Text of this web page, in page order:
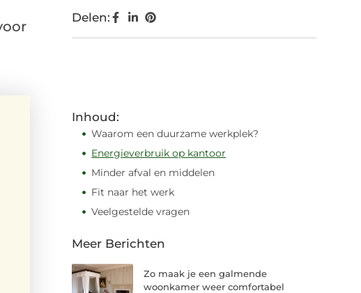
Delen:
Inhoud:
Waarom een duurzame werkplek?
Energieverbruik op kantoor
Minder afval en middelen
Fit naar het werk
Veelgestelde vragen
Meer Berichten
Zo maak je een galmende
woonkamer weer comfortabel